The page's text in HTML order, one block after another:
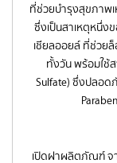
ที่ช่วยบำรุงสุขภาพเ
ซึ่งเป็นสาเหตุหนึ่ง
เชียลออยล์ ที่ช่วย
ทั้งวัน พร้อมใช้
Sulfate) ซึ่งปลอด
เปิดฝาผลิตภัณฑ์ จ